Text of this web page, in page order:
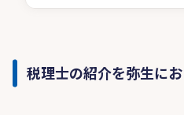
税理士の紹介を弥生に